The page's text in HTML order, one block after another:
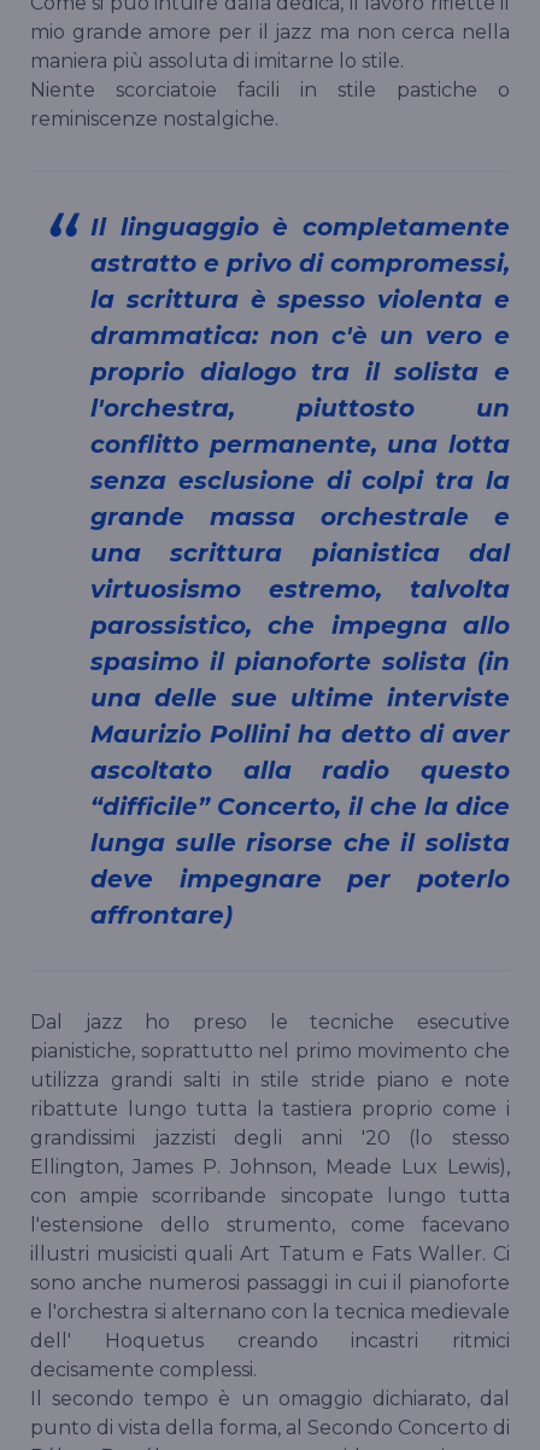
mio grande amore per il jazz ma non cerca nella
maniera più assoluta di imitarne lo stile.
Niente scorciatoie facili in stile pastiche o
reminiscenze nostalgiche.
Il linguaggio è completamente
astratto e privo di compromessi,
la scrittura è spesso violenta e
drammatica: non c'è un vero e
proprio dialogo tra il solista e
l'orchestra, piuttosto un
conflitto permanente, una lotta
senza esclusione di colpi tra la
grande massa orchestrale e
una scrittura pianistica dal
virtuosismo estremo, talvolta
parossistico, che impegna allo
spasimo il pianoforte solista (in
una delle sue ultime interviste
Maurizio Pollini ha detto di aver
ascoltato alla radio questo
“difficile” Concerto, il che la dice
lunga sulle risorse che il solista
deve impegnare per poterlo
affrontare)
Dal jazz ho preso le tecniche esecutive
pianistiche, soprattutto nel primo movimento che
utilizza grandi salti in stile stride piano e note
ribattute lungo tutta la tastiera proprio come i
grandissimi jazzisti degli anni '20 (lo stesso
Ellington, James P. Johnson, Meade Lux Lewis),
con ampie scorribande sincopate lungo tutta
l'estensione dello strumento, come facevano
illustri musicisti quali Art Tatum e Fats Waller. Ci
sono anche numerosi passaggi in cui il pianoforte
e l'orchestra si alternano con la tecnica medievale
dell' Hoquetus creando incastri ritmici
decisamente complessi.
Il secondo tempo è un omaggio dichiarato, dal
punto di vista della forma, al Secondo Concerto di